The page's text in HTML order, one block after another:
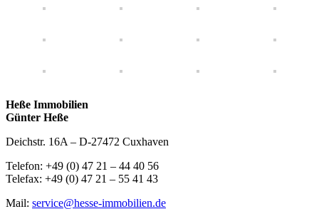
Heße Immobilien
Günter Heße
Deichstr. 16A – D-27472 Cuxhaven
Telefon: +49 (0) 47 21 – 44 40 56
Telefax: +49 (0) 47 21 – 55 41 43
Mail: service@hesse-immobilien.de